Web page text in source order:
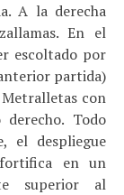
A la derecha
En el
escoltado por
partida)
con
Todo
el despliegue
en un
superior al